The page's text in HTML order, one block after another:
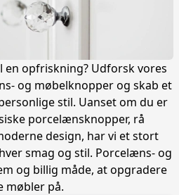
opfriskning? Udforsk vores
og møbelknopper og skab et
stil. Uanset om du er
porcelænsknopper, rå
design, har vi et stort
smag og stil. Porcelæns- og
og billig måde, at opgradere
møbler på.